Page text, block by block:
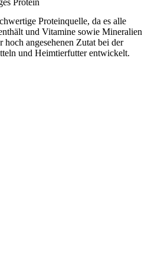
Protein
Proteinquelle, da es alle
und Vitamine sowie Mineralien
hoch angesehenen Zutat bei der
und Heimtierfutter entwickelt.